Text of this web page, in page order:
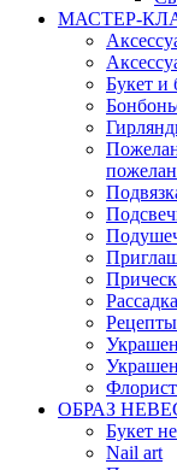
МАСТЕР-
Букет и
ОБРАЗ
Букет
Nail art